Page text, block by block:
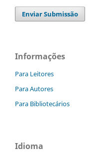
Enviar Submissão
Informações
Para Leitores
Para Autores
Para Bibliotecários
Idioma